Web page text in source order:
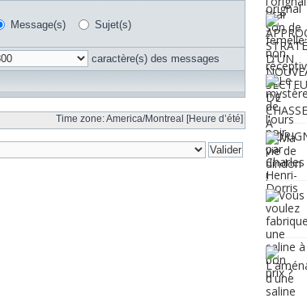
Message(s) Sujet(s)
caractère(s) des messages
Time zone: America/Montreal [Heure d’été]